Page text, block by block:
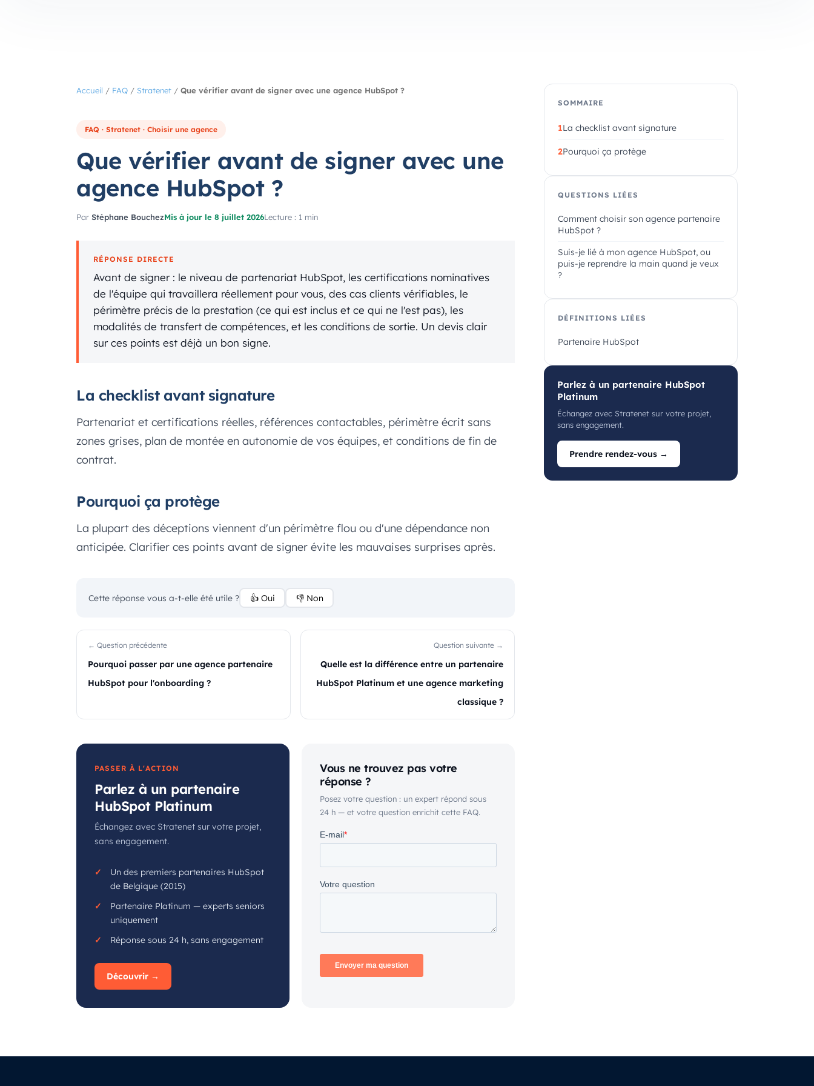
Accueil / FAQ / Stratenet / Que vérifier avant de signer avec une agence HubSpot ?
FAQ · Stratenet · Choisir une agence
Que vérifier avant de signer avec une
agence HubSpot ?
Par Stéphane BouchezMis à jour le 8 juillet 2026Lecture : 1 min
RÉPONSE DIRECTE
Avant de signer : le niveau de partenariat HubSpot, les certifications nominatives
de l'équipe qui travaillera réellement pour vous, des cas clients vérifiables, le
périmètre précis de la prestation (ce qui est inclus et ce qui ne l'est pas), les
modalités de transfert de compétences, et les conditions de sortie. Un devis clair
sur ces points est déjà un bon signe.
La checklist avant signature
Partenariat et certifications réelles, références contactables, périmètre écrit sans
zones grises, plan de montée en autonomie de vos équipes, et conditions de fin de
contrat.
Pourquoi ça protège
La plupart des déceptions viennent d'un périmètre flou ou d'une dépendance non
anticipée. Clarifier ces points avant de signer évite les mauvaises surprises après.
Cette réponse vous a-t-elle été utile ? 👍 Oui 👎 Non
← Question précédente
Pourquoi passer par une agence partenaire
HubSpot pour l'onboarding ?
Question suivante →
Quelle est la différence entre un partenaire
HubSpot Platinum et une agence marketing
classique ?
PASSER À L'ACTION
Parlez à un partenaire
HubSpot Platinum
Échangez avec Stratenet sur votre projet,
sans engagement.
Un des premiers partenaires HubSpot
de Belgique (2015)
Partenaire Platinum — experts seniors
uniquement
Réponse sous 24 h, sans engagement
Découvrir →
Vous ne trouvez pas votre
réponse ?
Posez votre question : un expert répond sous
24 h — et votre question enrichit cette FAQ.
SOMMAIRE
La checklist avant signature
Pourquoi ça protège
QUESTIONS LIÉES
Comment choisir son agence partenaire
HubSpot ?
Suis-je lié à mon agence HubSpot, ou
puis-je reprendre la main quand je veux
?
DÉFINITIONS LIÉES
Partenaire HubSpot
Parlez à un partenaire HubSpot
Platinum
Échangez avec Stratenet sur votre projet,
sans engagement.
Prendre rendez-vous →